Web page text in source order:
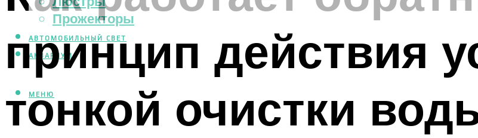
Прожекторы
АВТОМОБИЛЬНЫЙ СВЕТ
АКВАРИУМ
МЕНЮ
принцип действия
тонкой очистки